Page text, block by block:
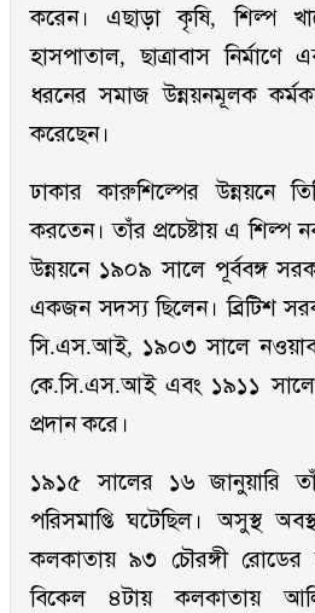
করেন। এছাড়া কৃষি, শিল্প
হাসপাতাল, ছাত্রাবাস
ধরনের সমাজ উন্নয়নমূলক
করেছেন।
ঢাকার কারুশিল্পের উন্নয়নে
করতেন। তাঁর প্রচেষ্টায় এ শিল্প
উন্নয়নে ১৯০৯ সালে পূর্ববঙ্গ
একজন সদস্য ছিলেন। ব্রিটিশ
সি.এস.আই, ১৯০৩ সালে
কে.সি.এস.আই এবং ১৯১১
প্রদান করে।
১৯১৫ সালের ১৬ জানুয়ারি
পরিসমাপ্তি ঘটেছিল। অসুস্থ
কলকাতায় ৯৩ চৌরঙ্গী রোডের
বিকেল ৪টায় কলকাতায়